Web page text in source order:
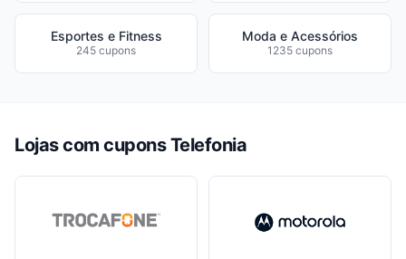
Esportes e Fitness
245 cupons
Moda e Acessórios
1235 cupons
Lojas com cupons Telefonia